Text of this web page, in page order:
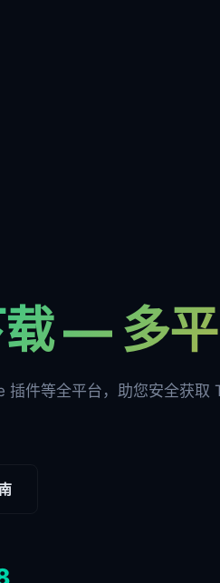
— 多
件等全平台，助您安全获取